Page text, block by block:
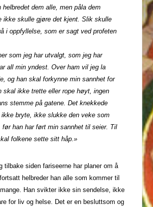
helbredet dem alle, men påla dem
ikke skulle gjøre det kjent. Slik skulle
i oppfyllelse, som er sagt ved profeten
som jeg har utvalgt, som jeg har
all min yndest. Over ham vil jeg la
og han skal forkynne min sannhet for
skal ikke trette eller rope høyt, ingen
stemme på gatene. Det knekkede
bryte, ikke slukke den veke som
før han har ført min sannhet til seier. Til
folkene sette sitt håp.»
tilbake siden fariseerne har planer om å
helbreder han alle som kommer til
Han svikter ikke sin sendelse, ikke
for liv og helse. Det er en besluttsom og